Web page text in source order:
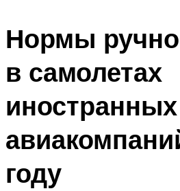
Нормы
в самолетах
иностранных
году